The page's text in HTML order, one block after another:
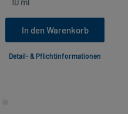
In den Warenkorb
Detail- & Pflichtinformationen